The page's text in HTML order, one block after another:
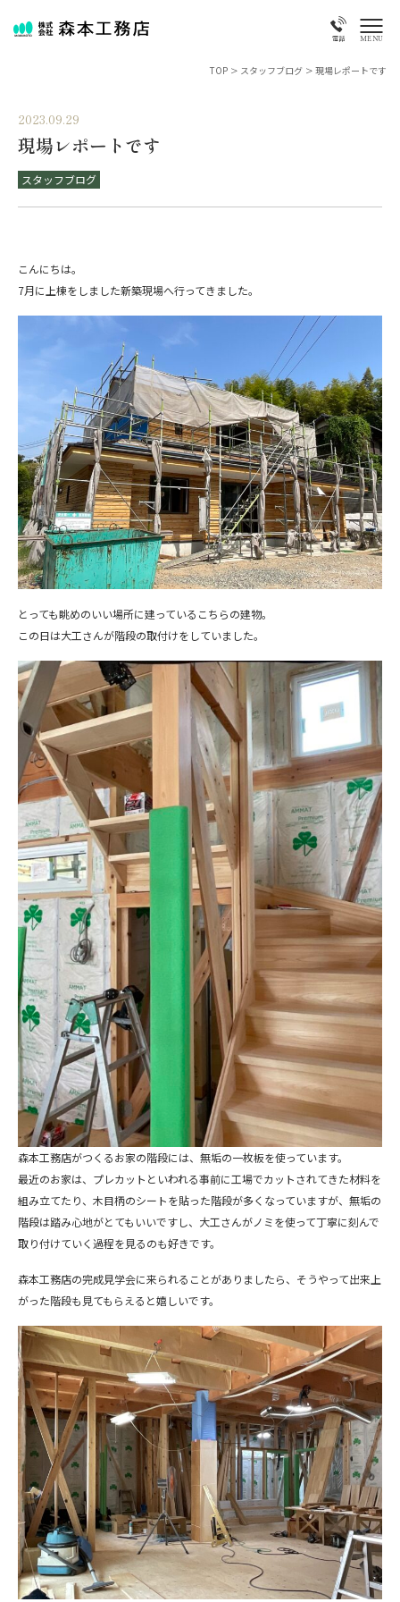
電話 MENU
TOP > スタッフブログ > 現場レポートです
2023.09.29
現場レポートです
スタッフブログ
こんにちは。
7月に上棟をしました新築現場へ行ってきました。
とっても眺めのいい場所に建っているこちらの建物。
この日は大工さんが階段の取付けをしていました。
森本工務店がつくるお家の階段には、無垢の一枚板を使っています。
最近のお家は、プレカットといわれる事前に工場でカットされてきた材料を
組み立てたり、木目柄のシートを貼った階段が多くなっていますが、無垢の
階段は踏み心地がとてもいいですし、大工さんがノミを使って丁寧に刻んで
取り付けていく過程を見るのも好きです。
森本工務店の完成見学会に来られることがありましたら、そうやって出来上
がった階段も見てもらえると嬉しいです。